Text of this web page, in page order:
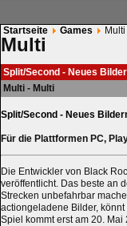
Startseite Games Multi
Multi
Split/Second - Neues
Multi - Multi
Split/Second - Neues
Für die Plattformen PC,
Die Entwickler von Black
veröffentlicht. Das beste an
Strecken unbefahrbar
actiongeladene Bilder,
Spiel kommt erst am 20.